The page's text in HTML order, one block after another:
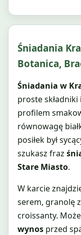
Śniadania
Botanica,
Śniadania w
proste składniki
profilem
równowagę
posiłek był
szukasz fraz
Stare Miasto.
W karcie
serem, granolę
croissanty.
wynos przed